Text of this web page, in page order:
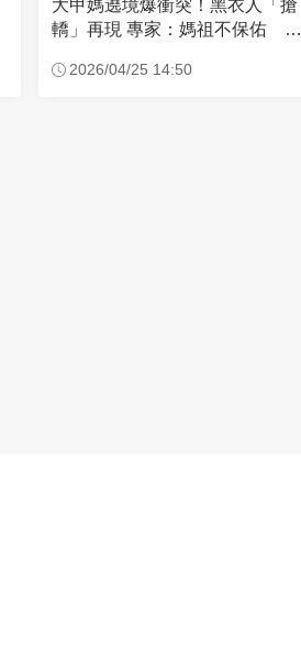
大甲媽遶境爆衝突！黑衣人「搶
轎」再現 專家：媽祖不保佑 曝
2026/04/25 14:50